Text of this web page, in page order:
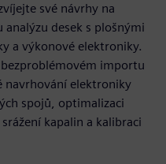
své návrhy na
desek s plošnými
a výkonové elektroniky.
importu
navrhování elektroniky
spojů, optimalizaci
kapalin a kalibraci